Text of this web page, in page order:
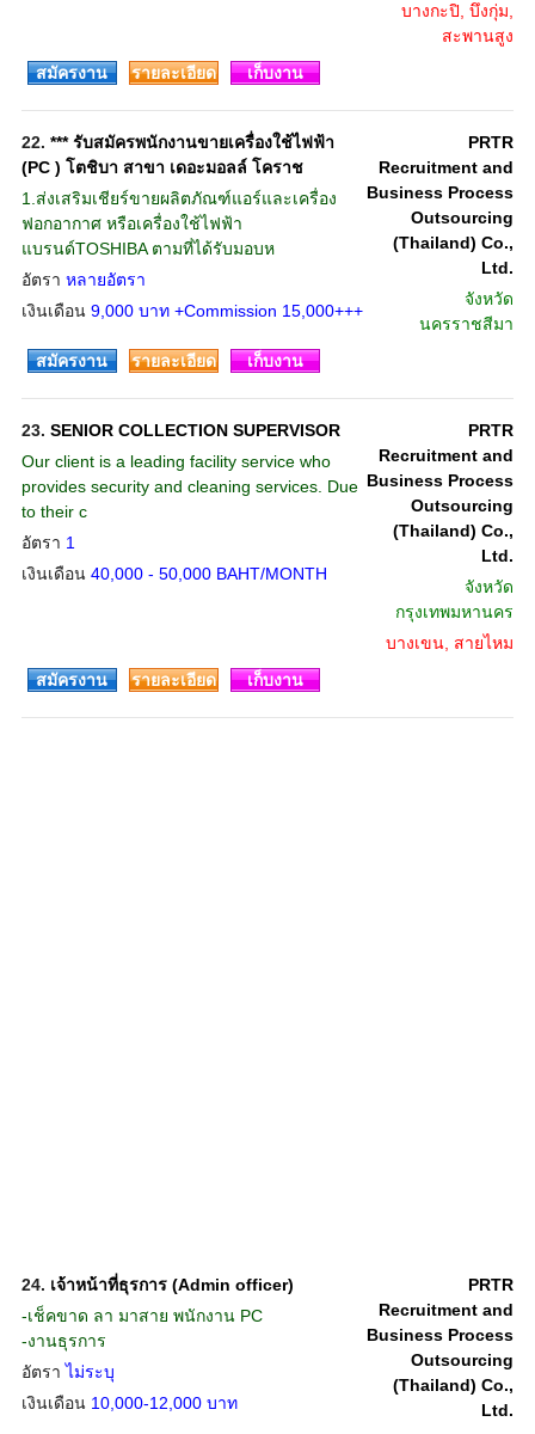
บางกะปิ, บึงกุ่ม,
สะพานสูง
สมัครงาน
รายละเอียด เก็บงาน
22. *** รับสมัครพนักงานขายเครื่องใช้ไฟฟ้า
(PC ) โตชิบา สาขา เดอะมอลล์ โคราช
1.ส่งเสริมเชียร์ขายผลิตภัณฑ์แอร์และเครื่อง
ฟอกอากาศ หรือเครื่องใช้ไฟฟ้า
แบรนด์TOSHIBA ตามที่ได้รับมอบห
อัตรา หลายอัตรา
เงินเดือน 9,000 บาท +Commission 15,000+++
PRTR
Recruitment and
Business Process
Outsourcing
(Thailand) Co.,
Ltd.
จังหวัด
นครราชสีมา
สมัครงาน
รายละเอียด เก็บงาน
23. SENIOR COLLECTION SUPERVISOR
Our client is a leading facility service who
provides security and cleaning services. Due
to their c
อัตรา 1
เงินเดือน 40,000 - 50,000 BAHT/MONTH
PRTR
Recruitment and
Business Process
Outsourcing
(Thailand) Co.,
Ltd.
จังหวัด
กรุงเทพมหานคร
บางเขน, สายไหม
สมัครงาน
รายละเอียด เก็บงาน
24. เจ้าหน้าที่ธุรการ (Admin officer)
-เช็คขาด ลา มาสาย พนักงาน PC
-งานธุรการ
อัตราไม่ระบุ
เงินเดือน 10,000-12,000 บาท
PRTR
Recruitment and
Business Process
Outsourcing
(Thailand) Co.,
Ltd.